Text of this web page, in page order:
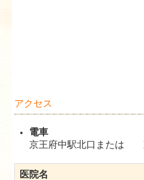
アクセス
電車
京王府中駅北口または
医院名